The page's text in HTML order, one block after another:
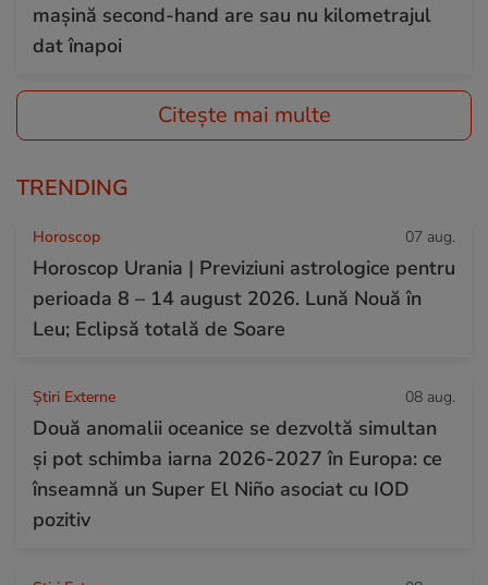
mașină second-hand are sau nu kilometrajul
dat înapoi
Citește mai multe
TRENDING
Horoscop 07 aug.
Horoscop Urania | Previziuni astrologice pentru
perioada 8 – 14 august 2026. Lună Nouă în
Leu; Eclipsă totală de Soare
Știri Externe 08 aug.
Două anomalii oceanice se dezvoltă simultan
și pot schimba iarna 2026-2027 în Europa: ce
înseamnă un Super El Niño asociat cu IOD
pozitiv